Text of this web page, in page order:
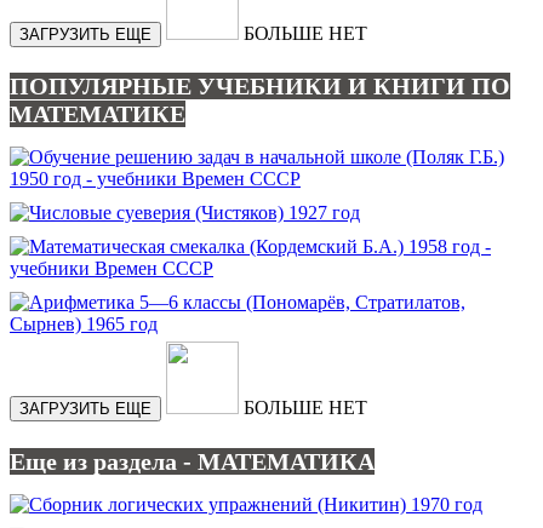
ЗАГРУЗИТЬ ЕЩЕ БОЛЬШЕ НЕТ
ПОПУЛЯРНЫЕ УЧЕБНИКИ И КНИГИ ПО
МАТЕМАТИКЕ
ЗАГРУЗИТЬ ЕЩЕ БОЛЬШЕ НЕТ
Еще из раздела - МАТЕМАТИКА